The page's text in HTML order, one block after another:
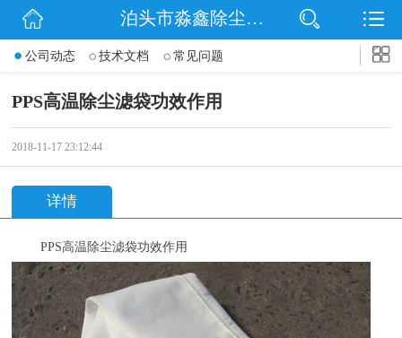
网站首页
泊头市淼鑫除尘配件销售处
公司动态 技术文档 常见问题
PPS高温除尘滤袋功效作用
2018-11-17 23:12:44
详情
PPS高温除尘滤袋功效作用